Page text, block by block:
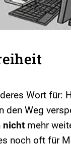
Wort für:
den Weg
nicht mehr
noch oft für